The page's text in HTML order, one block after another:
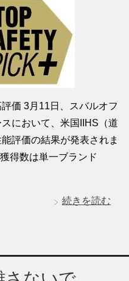
価 3月11日、スバルオフ
において、米国IIHS（道
評価の結果が発表されま
得数は単一ブランド
続きを読む